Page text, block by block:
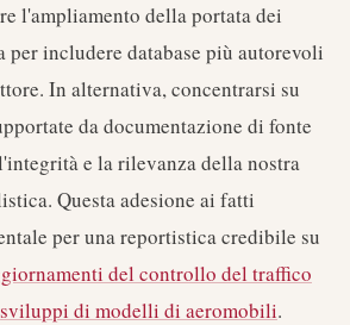
l'ampliamento della portata dei
per includere database più autorevoli
In alternativa, concentrarsi su
da documentazione di fonte
e la rilevanza della nostra
Questa adesione ai fatti
per una reportistica credibile su
del controllo del traffico
sviluppi di modelli di aeromobili.